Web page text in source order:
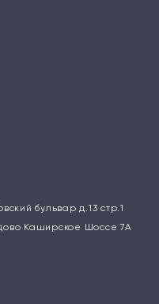
бульвар д.13 стр.1
Каширское Шоссе 7А